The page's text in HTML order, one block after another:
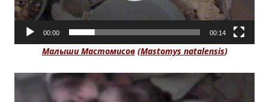
00:00 00:14
Малыши Мастомисов(Mastomys natalensis)
Видеоплеер